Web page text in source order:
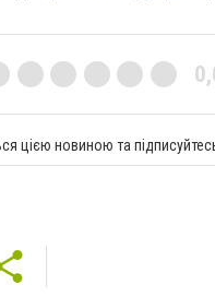
цією новиною та